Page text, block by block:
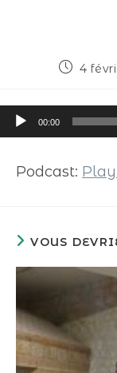
4
Lecteur
audio
00:00
Podcast:
VOUS